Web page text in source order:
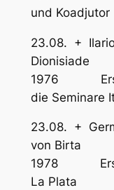
und Koadjutor
23.08. +
1976
die Seminare
23.08. +
von
1978
La Plata